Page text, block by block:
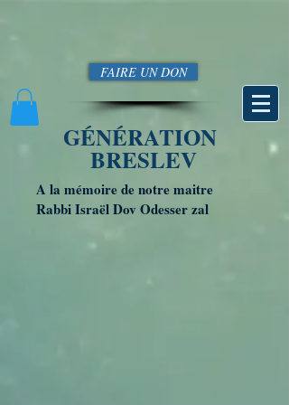
FAIRE UN DON
GÉNÉRATION
BRESLEV
A la mémoire de notre maitre
Rabbi Israël Dov Odesser zal